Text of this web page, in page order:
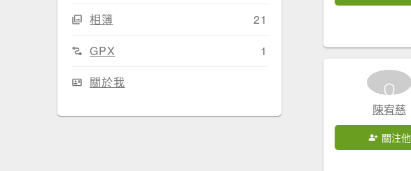
相簿
21
GPX
1
關於我
陳宥慈
關注他